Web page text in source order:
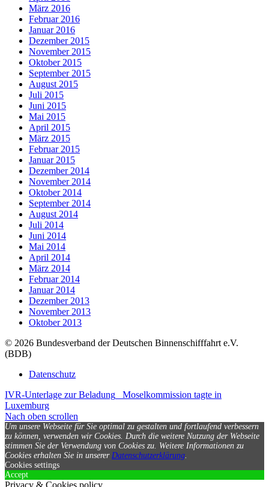
März 2016
Februar 2016
Januar 2016
Dezember 2015
November 2015
Oktober 2015
September 2015
August 2015
Juli 2015
Juni 2015
Mai 2015
April 2015
März 2015
Februar 2015
Januar 2015
Dezember 2014
November 2014
Oktober 2014
September 2014
August 2014
Juli 2014
Juni 2014
Mai 2014
April 2014
März 2014
Februar 2014
Januar 2014
Dezember 2013
November 2013
Oktober 2013
© 2026 Bundesverband der Deutschen Binnenschifffahrt e.V.
(BDB)
Datenschutz
IVR-Unterlage zur Beladung
Moselkommission tagte in
Luxemburg
Nach oben scrollen
Um unsere Webseite für Sie optimal zu gestalten und fortlaufend verbessern
zu können, verwenden wir Cookies. Durch die weitere Nutzung der Webseite
stimmen Sie der Verwendung von Cookies zu. Weitere Informationen zu
Cookies erhalten Sie in unserer Datenschutzerklärung.
Cookies settings
Accept